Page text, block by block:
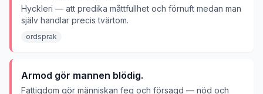
Hyckleri — att predika måttfullhet och förnuft medan man
själv handlar precis tvärtom.
ordsprak
Armod gör mannen blödig.
Fattigdom gör människan feg och försagd — nöd och